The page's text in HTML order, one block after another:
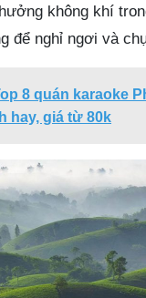
không khí
để nghỉ ngơi và
8 quán karaoke
hay, giá từ 80k